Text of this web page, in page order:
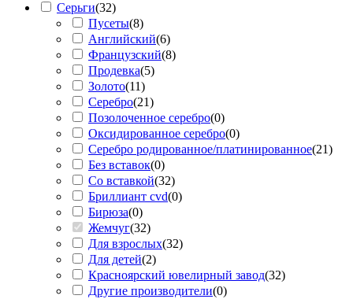
Серьги(32)
Пусеты(8)
Английский(6)
Французский(8)
Продевка(5)
Золото(11)
Серебро(21)
Позолоченное серебро(0)
Оксидированное серебро(0)
Серебро родированное/платинированное(21)
Без вставок(0)
Со вставкой(32)
Бриллиант cvd(0)
Бирюза(0)
Жемчуг(32)
Для взрослых(32)
Для детей(2)
Красноярский ювелирный завод(32)
Другие производители(0)